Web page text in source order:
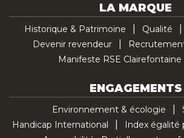
LA MARQUE
Historique & Patrimoine Qualité
Devenir revendeur
Manifeste RSE Clairefontaine
ENGAGEMENTS
Environnement & écologie
Handicap International
Index égalité